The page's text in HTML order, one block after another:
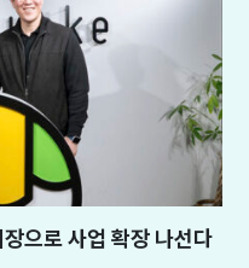
으로 사업 확장 나선다